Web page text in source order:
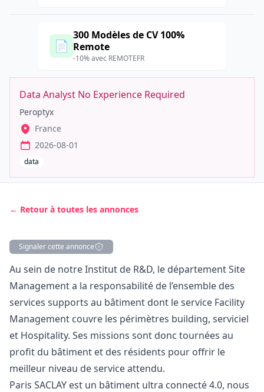
📄
300 Modèles de CV 100%
Remote
-10% avec REMOTEFR
Data Analyst No Experience Required
Peroptyx
France
2026-08-01
data
← Retour à toutes les annonces
Signaler cette annonce
Description
Au sein de notre Institut de R&D, le département Site
Management a la responsabilité de l’ensemble des
services supports au bâtiment dont le service Facility
Management couvre les périmètres building, serviciel
et Hospitality. Ses missions sont donc tournées au
profit du bâtiment et des résidents pour offrir le
meilleur niveau de service attendu.
Paris SACLAY est un bâtiment ultra connecté 4.0, nous